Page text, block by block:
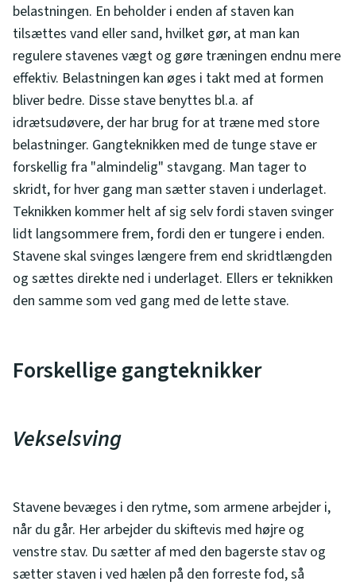
belastningen. En beholder i enden af staven kan
tilsættes vand eller sand, hvilket gør, at man kan
regulere stavenes vægt og gøre træningen endnu mere
effektiv. Belastningen kan øges i takt med at formen
bliver bedre. Disse stave benyttes bl.a. af
idrætsudøvere, der har brug for at træne med store
belastninger. Gangteknikken med de tunge stave er
forskellig fra "almindelig" stavgang. Man tager to
skridt, for hver gang man sætter staven i underlaget.
Teknikken kommer helt af sig selv fordi staven svinger
lidt langsommere frem, fordi den er tungere i enden.
Stavene skal svinges længere frem end skridtlængden
og sættes direkte ned i underlaget. Ellers er teknikken
den samme som ved gang med de lette stave.
Forskellige gangteknikker
Vekselsving
Stavene bevæges i den rytme, som armene arbejder i,
når du går. Her arbejder du skiftevis med højre og
venstre stav. Du sætter af med den bagerste stav og
sætter staven i ved hælen på den forreste fod, så